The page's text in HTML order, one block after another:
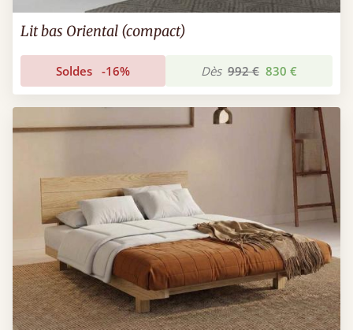
Lit bas Oriental (compact)
Soldes -16% Dès 992 € 830 €